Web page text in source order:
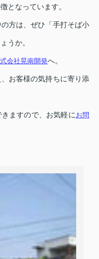
となっています。
方は、ぜひ「手打そば小
うか。
会社晃南開発へ。
お客様の気持ちに寄り添
ますので、お気軽にお問